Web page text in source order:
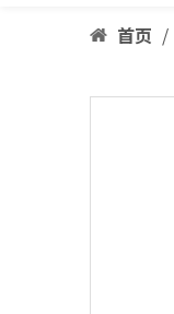
首页 /